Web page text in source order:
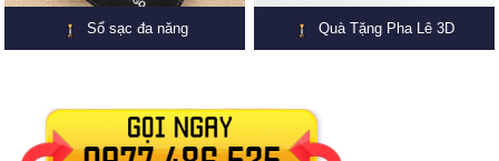
Sổ sạc đa năng Quà Tặng Pha Lê 3D